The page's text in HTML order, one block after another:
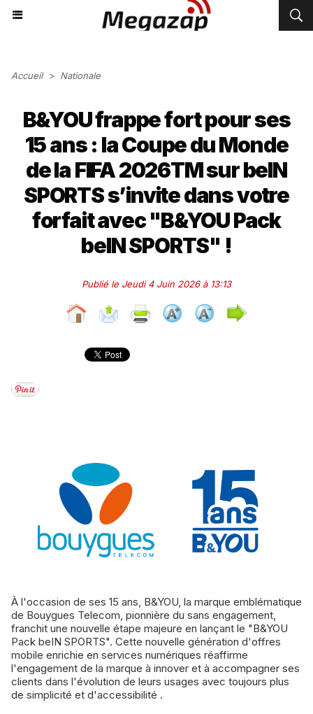
Accueil > Nationale
B&YOU frappe fort pour ses
15 ans : la Coupe du Monde
de la FIFA 2026TM sur beIN
SPORTS s’invite dans votre
forfait avec "B&YOU Pack
beIN SPORTS" !
Publié le Jeudi 4 Juin 2026 à 13:13
À l'occasion de ses 15 ans, B&YOU, la marque emblématique
de Bouygues Telecom, pionnière du sans engagement,
franchit une nouvelle étape majeure en lançant le "B&YOU
Pack beIN SPORTS". Cette nouvelle génération d'offres
mobile enrichie en services numériques réaffirme
l'engagement de la marque à innover et à accompagner ses
clients dans l'évolution de leurs usages avec toujours plus
de simplicité et d'accessibilité .